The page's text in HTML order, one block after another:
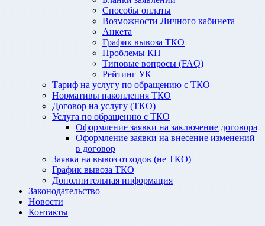
Способы оплаты
Возможности Личного кабинета
Анкета
График вывоза ТКО
Проблемы КП
Типовые вопросы (FAQ)
Рейтинг УК
Тариф на услугу по обращению с ТКО
Нормативы накопления ТКО
Договор на услугу (ТКО)
Услуга по обращению с ТКО
Оформление заявки на заключение договора
Оформление заявки на внесение изменений
в договор
Заявка на вывоз отходов (не ТКО)
График вывоза ТКО
Дополнительная информация
Законодательство
Новости
Контакты